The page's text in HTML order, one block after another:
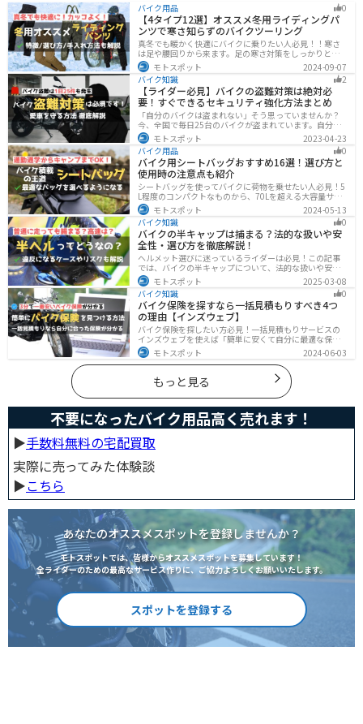
バイク用品 0
【4タイプ12選】オススメ冬用ライディングパ
ンツで寒さ知らずのバイクツーリング
真冬でも暖かく快適にバイクに乗りたい人必見！！寒さ
は足や腰回りから来ます。足の寒さ対策をしっかりとす
ることで、体全体の寒さを防ぎ快適なバイクツーリング
を楽しむことができます。この記事では、4つのタイプ別
に真冬でも使えるライディングパンツを12選紹介しま
す！
モトスポット
2024-09-07
バイク知識
2
【ライダー必見】バイクの盗難対策は絶対必
要！すぐできるセキュリティ強化方法まとめ
「自分のバイクは盗まれない」そう思っていませんか？
今、全国で毎日25台のバイクが盗まれています。自分の
バイクは大丈夫という保証はどこにもありません。バイ
クの盗難対策の方法を理解して、自分のバイクは自分で
守りましょう。
モトスポット
2023-04-23
バイク用品
0
バイク用シートバッグおすすめ16選！選び方と
使用時の注意点も紹介
シートバッグを使ってバイクに荷物を乗せたい人必見！5
L程度のコンパクトなものから、70Lを超える大容量サイ
ズまでシートバッグは種類が豊富です。用途に合わせて
選べば今よりもっと快適に荷物を運ぶことができます。
この記事でバッグの種類や選び方、オススメ商品を紹介
します。
モトスポット
2024-05-13
バイク知識
0
バイクの半キャップは捕まる？法的な扱いや安
全性・選び方を徹底解説！
ヘルメット選びに迷っているライダーは必見！この記事
では、バイクの半キャップについて、法的な扱いや安全
性、選び方を詳しく解説しています。実は、法律で認め
られていても、状況によっては違法となる可能性がある
ので注意が必要です。この記事を読めば、ヘルメットを
正しく選ぶヒントが得られます。
モトスポット
2025-03-08
バイク知識
0
バイク保険を探すなら一括見積もりすべき4つ
の理由【インズウェブ】
バイク保険を探したい方必見！一括見積もりサービスの
インズウェブを使えば「簡単に安くて自分に最適な保険
を3分で見つける」ことができます。最大5社のバイク保
険を一気に比べることができるので、探す手間と時間が
省けます。
モトスポット 2024-06-03
もっと見る
不要になったバイク用品高く売れます！
▶︎手数料無料の宅配買取
実際に売ってみた体験談
▶︎こちら
あなたのオススメスポットを登録しませんか？
モトスポットでは、皆様からオススメスポットを募集しています！
全ライダーのための最高なサービス作りに、ご協力よろしくお願いいたします。
スポットを登録する